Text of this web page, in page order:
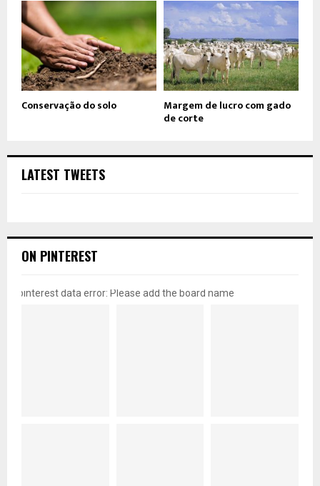
Conservação do solo Margem de lucro com gado
de corte
LATEST TWEETS
ON PINTEREST
pinterest data error: Please add the board name